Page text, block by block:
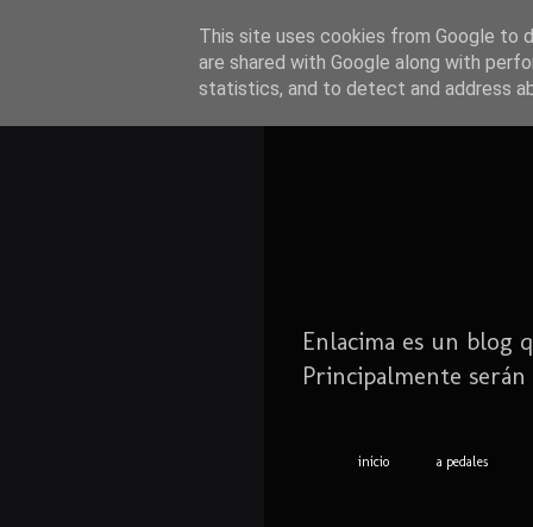
Enlacima es un blog
Principalmente
inicio a pedales
This site uses cookies from Google to
are shared with Google along with
statistics, and to detect and address